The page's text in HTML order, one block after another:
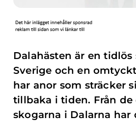
Dalahästen är en
Sverige och en
har anor som sträcker
tillbaka i tiden. Från de
skogarna i Dalarna har